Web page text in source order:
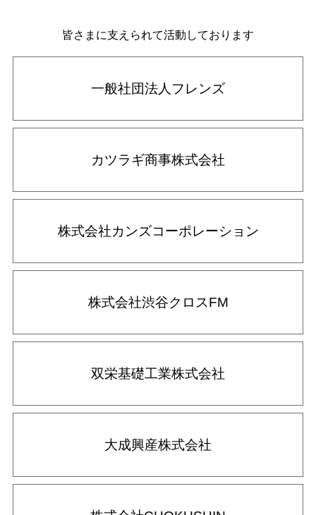
皆さまに支えられて活動しております
一般社団法人フレンズ
カツラギ商事株式会社
株式会社カンズコーポレーション
株式会社渋谷クロスFM
双栄基礎工業株式会社
大成興産株式会社